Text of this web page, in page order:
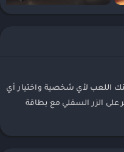
اللعب لأي شخصية واختيار أي
على الزر السفلي مع بطاقة